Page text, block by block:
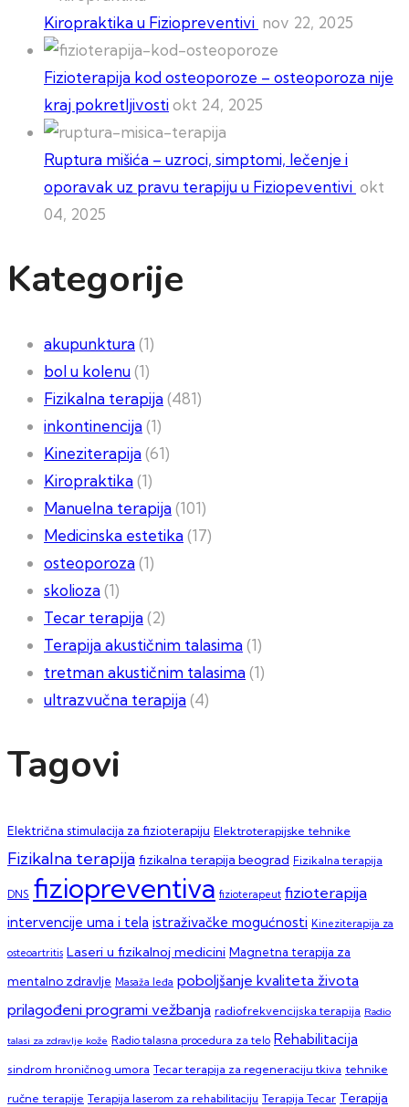
Kiropraktika u Fiziopreventivi nov 22, 2025
Fizioterapija kod osteoporoze – osteoporoza nije
kraj pokretljivostiokt 24, 2025
Ruptura mišića – uzroci, simptomi, lečenje i
oporavak uz pravu terapiju u Fiziopeventivi okt
04, 2025
Kategorije
akupunktura(1)
bol u kolenu(1)
Fizikalna terapija(481)
inkontinencija(1)
Kineziterapija(61)
Kiropraktika(1)
Manuelna terapija(101)
Medicinska estetika(17)
osteoporoza(1)
skolioza(1)
Tecar terapija(2)
Terapija akustičnim talasima(1)
tretman akustičnim talasima(1)
ultrazvučna terapija(4)
Tagovi
Električna stimulacija za fizioterapiju Elektroterapijske tehnike
Fizikalna terapija fizikalna terapija beograd Fizikalna terapija
DNS fiziopreventiva fizioterapeut fizioterapija
intervencije uma i tela istraživačke mogućnosti Kineziterapija za
osteoartritis Laseri u fizikalnoj medicini Magnetna terapija za
mentalno zdravlje Masaža leđa poboljšanje kvaliteta života
prilagođeni programi vežbanja radiofrekvencijska terapija Radio
talasi za zdravlje kože Radio talasna procedura za telo Rehabilitacija
sindrom hroničnog umora Tecar terapija za regeneraciju tkiva tehnike
ručne terapije Terapija laserom za rehabilitaciju Terapija Tecar Terapija